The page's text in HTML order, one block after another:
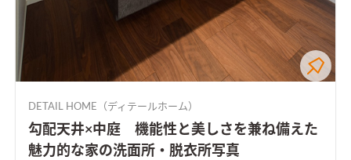
DETAIL HOME（ディテールホーム）
勾配天井×中庭 機能性と美しさを兼ね備えた
魅力的な家の洗面所・脱衣所写真